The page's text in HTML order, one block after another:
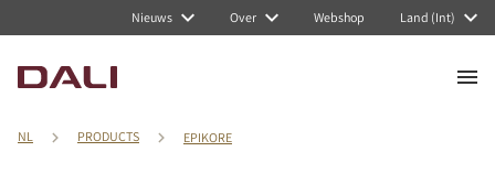
Nieuws Over Webshop Land (Int)
NL PRODUCTS EPIKORE
Navigated to EPIKORE-serie